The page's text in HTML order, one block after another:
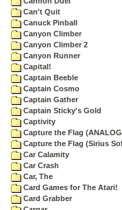
Can't Quit
Canuck Pinball
Canyon Climber
Canyon Climber 2
Canyon Runner
Capital!
Captain Beeble
Captain Cosmo
Captain Gather
Captain Sticky's Gold
Captivity
Capture the Flag
Capture the Flag (Sirius
Car Calamity
Car Crash
Car, The
Card Games for The Atari!
Card Grabber